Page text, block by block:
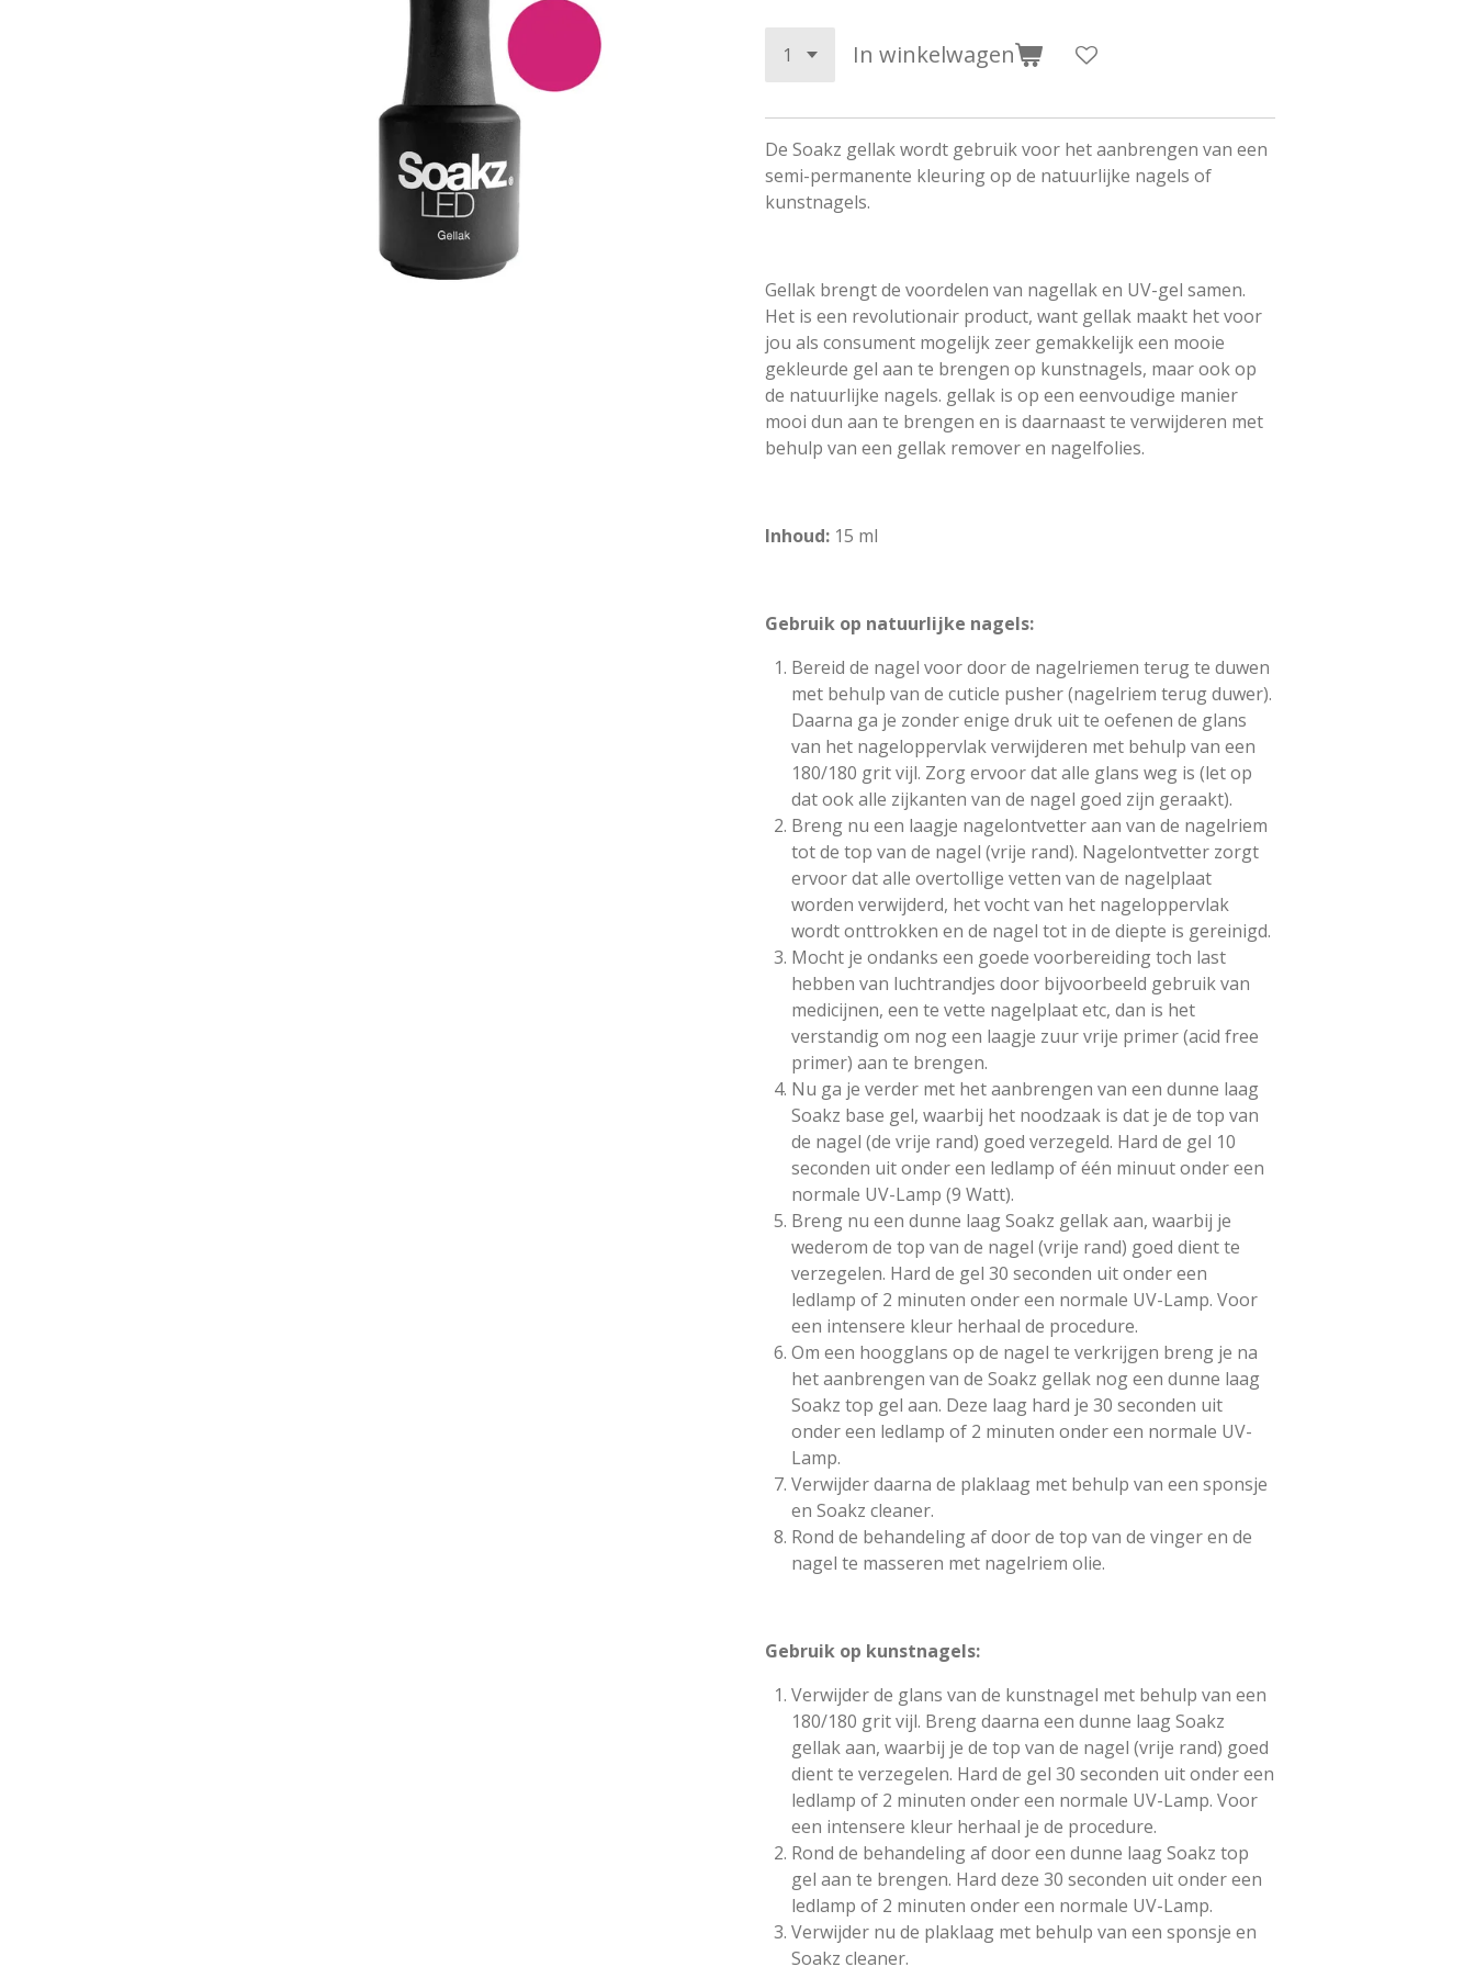
In winkelwagen
De Soakz gellak wordt gebruik voor het aanbrengen van een
semi-permanente kleuring op de natuurlijke nagels of
kunstnagels.
Gellak brengt de voordelen van nagellak en UV-gel samen.
Het is een revolutionair product, want gellak maakt het voor
jou als consument mogelijk zeer gemakkelijk een mooie
gekleurde gel aan te brengen op kunstnagels, maar ook op
de natuurlijke nagels. gellak is op een eenvoudige manier
mooi dun aan te brengen en is daarnaast te verwijderen met
behulp van een gellak remover en nagelfolies.
Inhoud: 15 ml
Gebruik op natuurlijke nagels:
Bereid de nagel voor door de nagelriemen terug te duwen
met behulp van de cuticle pusher (nagelriem terug duwer).
Daarna ga je zonder enige druk uit te oefenen de glans
van het nageloppervlak verwijderen met behulp van een
180/180 grit vijl. Zorg ervoor dat alle glans weg is (let op
dat ook alle zijkanten van de nagel goed zijn geraakt).
Breng nu een laagje nagelontvetter aan van de nagelriem
tot de top van de nagel (vrije rand). Nagelontvetter zorgt
ervoor dat alle overtollige vetten van de nagelplaat
worden verwijderd, het vocht van het nageloppervlak
wordt onttrokken en de nagel tot in de diepte is gereinigd.
Mocht je ondanks een goede voorbereiding toch last
hebben van luchtrandjes door bijvoorbeeld gebruik van
medicijnen, een te vette nagelplaat etc, dan is het
verstandig om nog een laagje zuur vrije primer (acid free
primer) aan te brengen.
Nu ga je verder met het aanbrengen van een dunne laag
Soakz base gel, waarbij het noodzaak is dat je de top van
de nagel (de vrije rand) goed verzegeld. Hard de gel 10
seconden uit onder een ledlamp of één minuut onder een
normale UV-Lamp (9 Watt).
Breng nu een dunne laag Soakz gellak aan, waarbij je
wederom de top van de nagel (vrije rand) goed dient te
verzegelen. Hard de gel 30 seconden uit onder een
ledlamp of 2 minuten onder een normale UV-Lamp. Voor
een intensere kleur herhaal de procedure.
Om een hoogglans op de nagel te verkrijgen breng je na
het aanbrengen van de Soakz gellak nog een dunne laag
Soakz top gel aan. Deze laag hard je 30 seconden uit
onder een ledlamp of 2 minuten onder een normale UV-
Lamp.
Verwijder daarna de plaklaag met behulp van een sponsje
en Soakz cleaner.
Rond de behandeling af door de top van de vinger en de
nagel te masseren met nagelriem olie.
Gebruik op kunstnagels:
Verwijder de glans van de kunstnagel met behulp van een
180/180 grit vijl. Breng daarna een dunne laag Soakz
gellak aan, waarbij je de top van de nagel (vrije rand) goed
dient te verzegelen. Hard de gel 30 seconden uit onder een
ledlamp of 2 minuten onder een normale UV-Lamp. Voor
een intensere kleur herhaal je de procedure.
Rond de behandeling af door een dunne laag Soakz top
gel aan te brengen. Hard deze 30 seconden uit onder een
ledlamp of 2 minuten onder een normale UV-Lamp.
Verwijder nu de plaklaag met behulp van een sponsje en
Soakz cleaner.